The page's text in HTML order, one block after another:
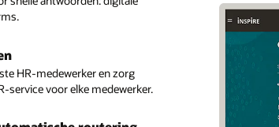
HR-medewerker en zorg
service voor elke medewerker.
procedurele
.
cases en informatievragen
proactief oplost.
die is
met derden niet meer